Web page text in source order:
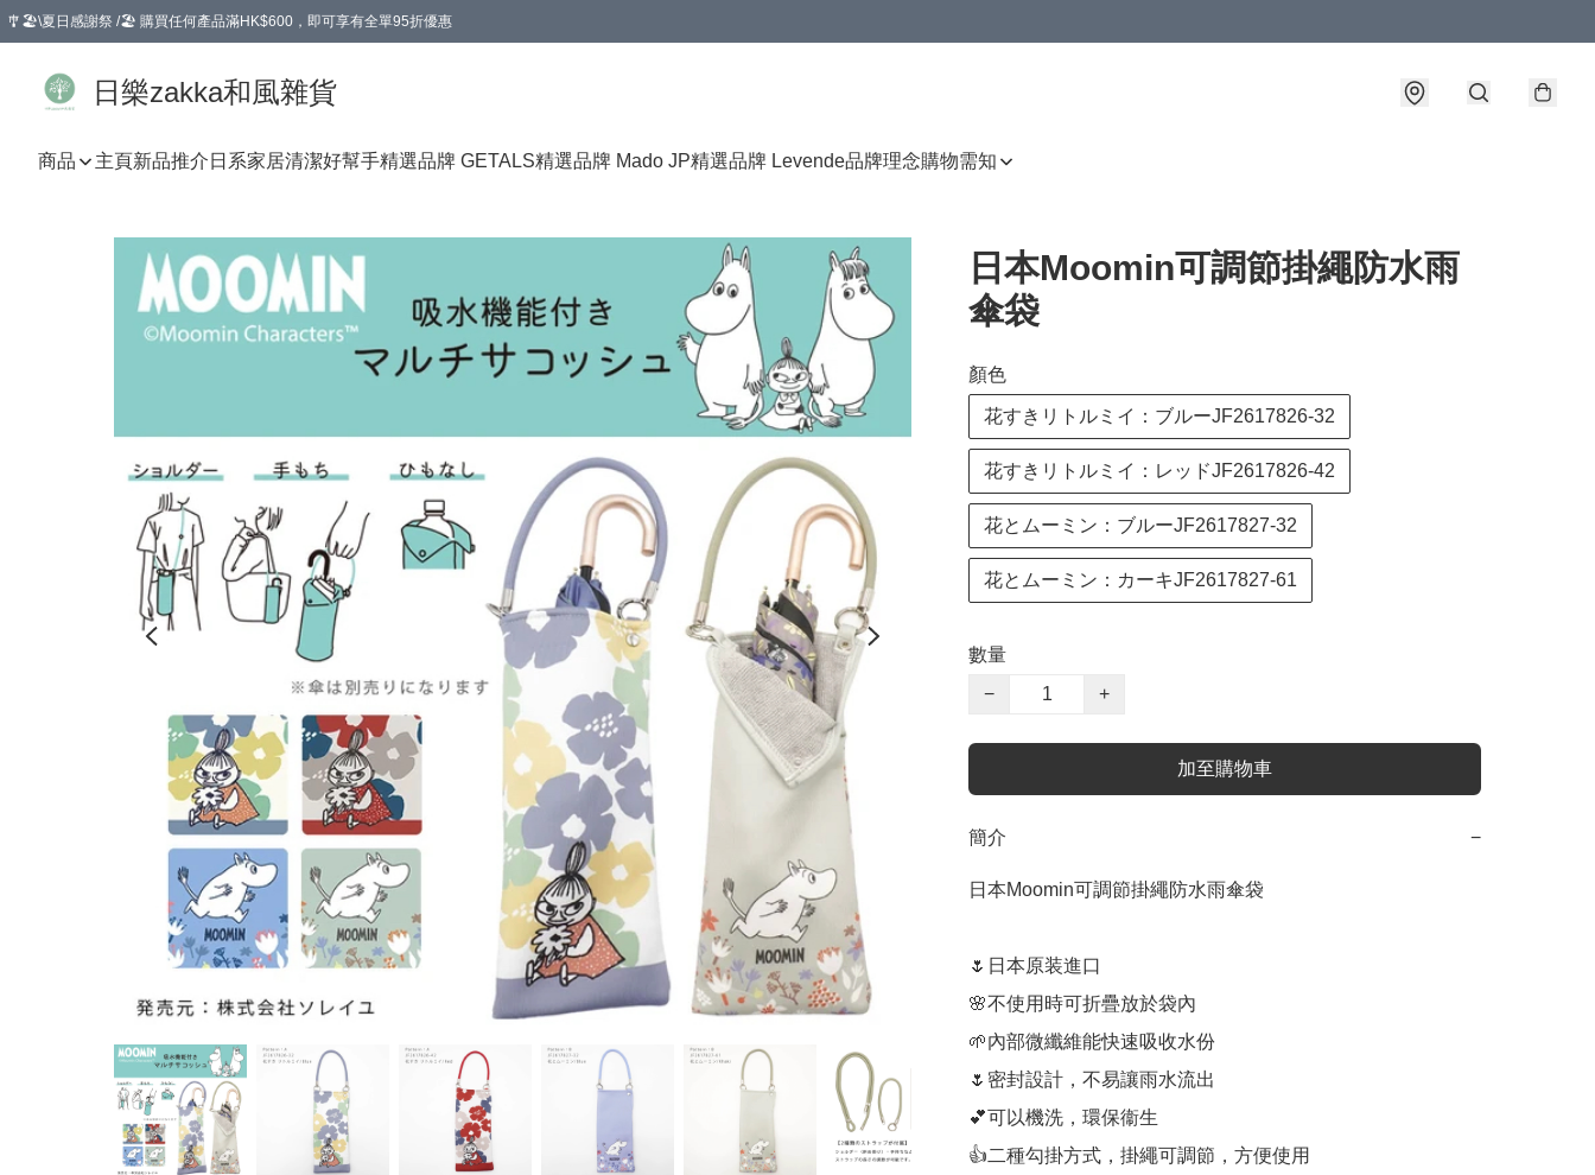
🎐🏖️\夏日感謝祭 /🏖️ 購買任何產品滿HK$600，即可享有全單95折優惠
日樂zakka和風雜貨
商品 主頁新品推介 日系家居清潔好幫手精選品牌 GETALS精選品牌 Mado JP精選品牌 Levende品牌理念購物需知
日本Moomin可調節掛繩防水雨
傘袋
顏色
花すきリトルミイ：ブルーJF2617826-32
花すきリトルミイ：レッドJF2617826-42
花とムーミン：ブルーJF2617827-32
花とムーミン：カーキJF2617827-61
數量
−
+
加至購物車
簡介 −
日本Moomin可調節掛繩防水雨傘袋
🌷日本原装進口
🌸不使用時可折疊放於袋內
🌱內部微纖維能快速吸收水份
🌷密封設計，不易讓雨水流出
💕可以機洗，環保衞生
👍二種勾掛方式，掛繩可調節，方便使用